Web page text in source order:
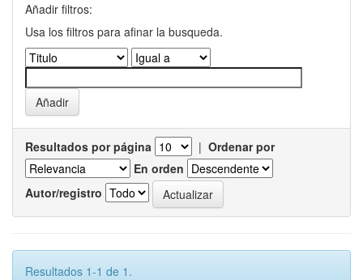
Añadir filtros:
Usa los filtros para afinar la busqueda.
Resultados por página | Ordenar por
En orden
Autor/registro
Resultados 1-1 de 1.